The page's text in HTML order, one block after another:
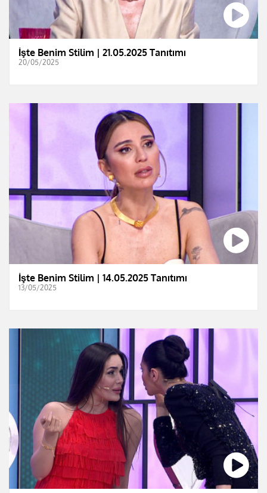
İşte Benim Stilim | 21.05.2025 Tanıtımı
20/05/2025
İşte Benim Stilim | 14.05.2025 Tanıtımı
13/05/2025